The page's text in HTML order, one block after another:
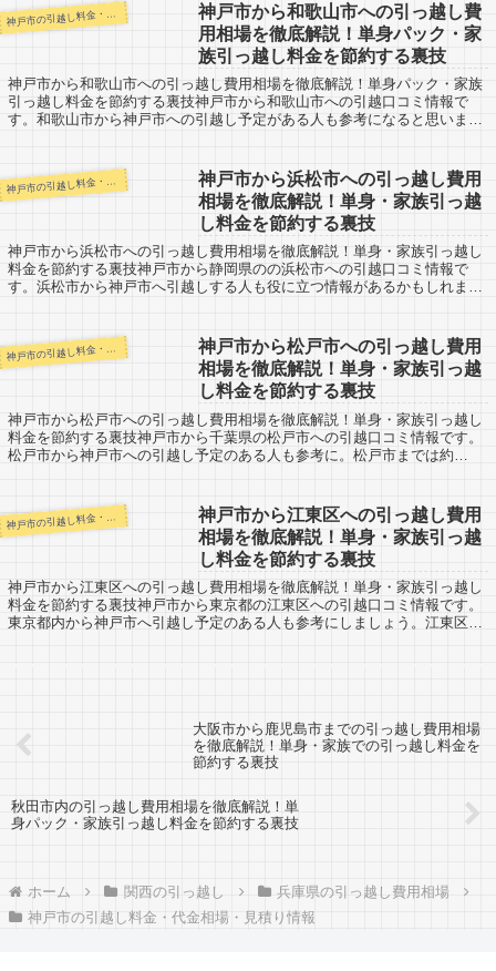
神
神戸市から和歌山市への引っ越し費
用相場を徹底解説！単身パック・家
族引っ越し料金を節約する裏技
神戸市から和歌山市への引っ越し費用相場を徹底解説！単身パック・家族
引っ越し料金を節約する裏技神戸市から和歌山市への引越口コミ情報で
す。和歌山市から神戸市への引越し予定がある人も参考になると思いま
神 戸市の引越し料金・代金相場・見積り情報
神戸市から浜松市への引っ越し費用
相場を徹底解説！単身・家族引っ越
し料金を節約する裏技
神戸市から浜松市への引っ越し費用相場を徹底解説！単身・家族引っ越し
料金を節約する裏技神戸市から静岡県のの浜松市への引越口コミ情報で
す。浜松市から神戸市へ引越しする人も役に立つ情報があるかもしれませ
神 戸市の引越し料金・代金相場・見積り情報
神戸市から松戸市への引っ越し費用
相場を徹底解説！単身・家族引っ越
し料金を節約する裏技
神戸市から松戸市への引っ越し費用相場を徹底解説！単身・家族引っ越し
料金を節約する裏技神戸市から千葉県の松戸市への引越口コミ情報です。
松戸市から神戸市への引越し予定のある人も参考に。松戸市までは約
神
神戸市から江東区への引っ越し費用
相場を徹底解説！単身・家族引っ越
し料金を節約する裏技
神戸市から江東区への引っ越し費用相場を徹底解説！単身・家族引っ越し
料金を節約する裏技神戸市から東京都の江東区への引越口コミ情報です。
東京都内から神戸市へ引越し予定のある人も参考にしましょう。江東区ま
大阪市から鹿児島市までの引っ越し費用相場
を徹底解説！単身・家族での引っ越し料金を
節約する裏技
秋田市内の引っ越し費用相場を徹底解説！単
身パック・家族引っ越し料金を節約する裏技
ホーム 関西の引っ越し
兵庫県の引っ越し費用相場
神戸市の引越し料金・代金相場・見積り情報